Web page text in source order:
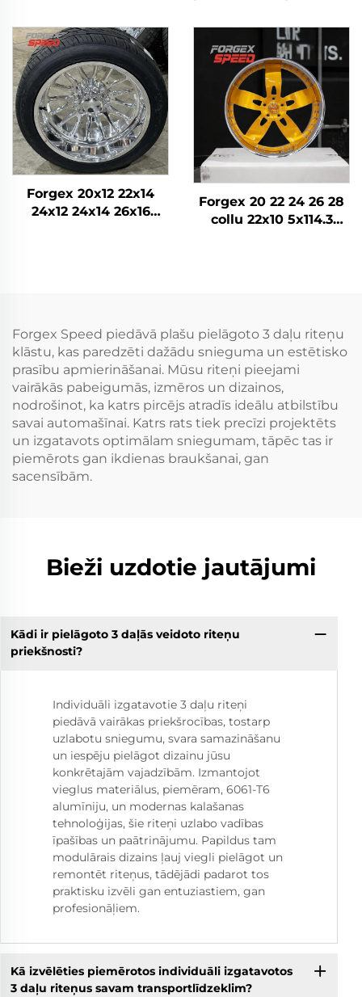
8x180 8x6.5 6x5.5 5x5
Kravas auto riteņi
5x114.3 5x120 6x139.7
Pielāgoti kausētie
riteņi Personīgā auto
diski
Forgex 20x12 22x14
24x12 24x14 26x16
Forgex 20 22 24 26 28
collu 22x10 5x114.3
Forgex Speed piedāvā plašu pielāgoto 3 daļu riteņu
klāstu, kas paredzēti dažādu snieguma un estētisko
prasību apmierināšanai. Mūsu riteņi pieejami
vairākās pabeigumās, izmēros un dizainos,
nodrošinot, ka katrs pircējs atradīs ideālu atbilstību
savai automašīnai. Katrs rats tiek precīzi projektēts
un izgatavots optimālam sniegumam, tāpēc tas ir
piemērots gan ikdienas braukšanai, gan
sacensībām.
Bieži uzdotie jautājumi
Kādi ir pielāgoto 3 daļās veidoto riteņu
priekšnosti?
Individuāli izgatavotie 3 daļu riteņi
piedāvā vairākas priekšrocības, tostarp
uzlabotu sniegumu, svara samazināšanu
un iespēju pielāgot dizainu jūsu
konkrētajām vajadzībām. Izmantojot
vieglus materiālus, piemēram, 6061-T6
alumīniju, un modernas kalašanas
tehnoloģijas, šie riteņi uzlabo vadības
īpašības un paātrinājumu. Papildus tam
modulārais dizains ļauj viegli pielāgot un
remontēt riteņus, tādējādi padarot tos
praktisku izvēli gan entuziastiem, gan
profesionāļiem.
Kā izvēlēties piemērotos individuāli izgatavotos
3 daļu riteņus savam transportlīdzeklim?